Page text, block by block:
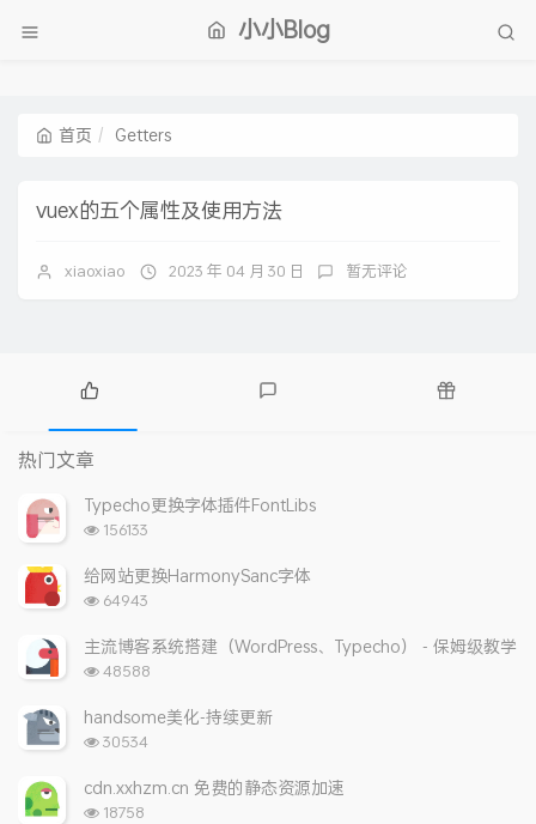
小小Blog
首页 Getters
vuex的五个属性及使用方法
xiaoxiao 2023 年 04 月 30 日 暂无评论
热
门
文
章
论
热门文章
Typecho更换字体插件FontLibs
浏
次
数:
156133
给网站更换HarmonySanc字体
浏
次
数:
64943
主流博客系统搭建（WordPress、Typecho） - 保姆级教学
浏
次
数:
48588
handsome美化-持续更新
浏
次
数:
30534
cdn.xxhzm.cn 免费的静态资源加速
浏
18758